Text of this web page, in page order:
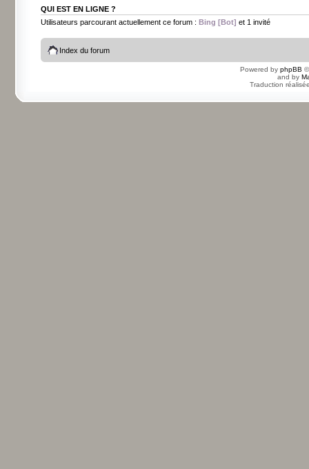
QUI EST EN LIGNE ?
Utilisateurs parcourant actuellement ce forum : Bing [Bot] et 1 invité
Index du forum
Powered by phpBB
and by
Traduction